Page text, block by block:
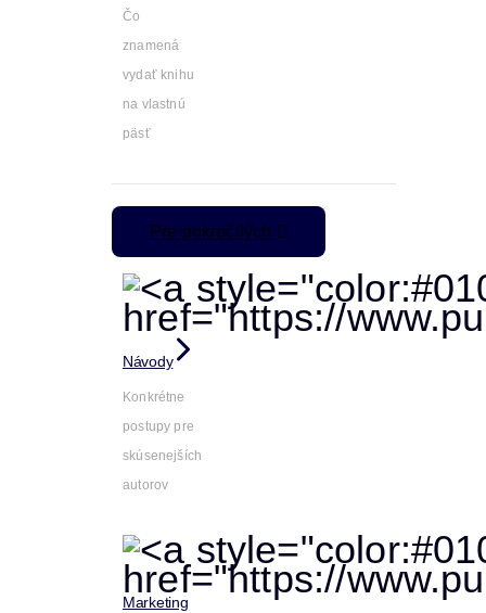
Čo
znamená
vydať knihu
na vlastnú
päsť
Pre pokročilých
Návody
Konkrétne
postupy pre
skúsenejších
autorov
Marketing